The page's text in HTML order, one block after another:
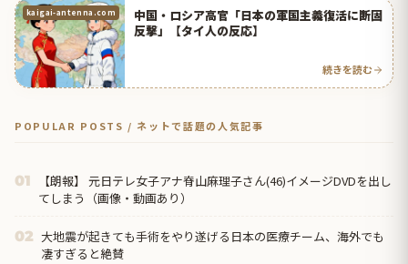
kaigai-antenna.com
中国・ロシア高官「日本の軍国主義復活に断固
反撃」【タイ人の反応】
続きを読む
POPULAR POSTS / ネットで話題の人気記事
01
【朗報】 元日テレ女子アナ脊山麻理子さん(46)イメージDVDを出し
てしまう（画像・動画あり）
02 大地震が起きても手術をやり遂げる日本の医療チーム、海外でも
凄すぎると絶賛